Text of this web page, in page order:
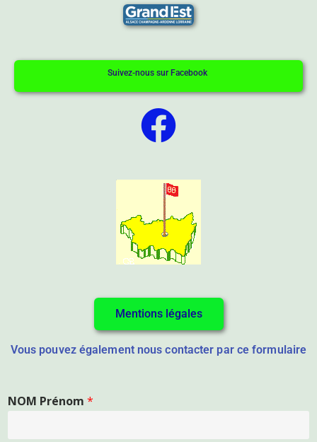
Suivez-nous sur Facebook
Mentions légales
Vous pouvez également nous contacter par ce formulaire
NOM Prénom *